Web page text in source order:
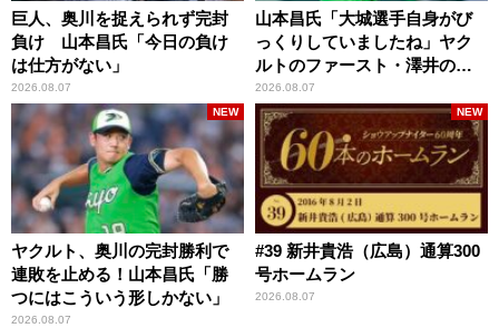
巨人、奥川を捉えられず完封
負け 山本昌氏「今日の負け
は仕方がない」
2026.08.07
山本昌氏「大城選手自身がび
っくりしていましたね」ヤク
ルトのファースト・澤井の判
断を評価
2026.08.07
ヤクルト、奥川の完封勝利で
連敗を止める！山本昌氏「勝
つにはこういう形しかない」
2026.08.07
NEW
#39 新井貴浩（広島）通算300
号ホームラン
2026.08.07
NEW